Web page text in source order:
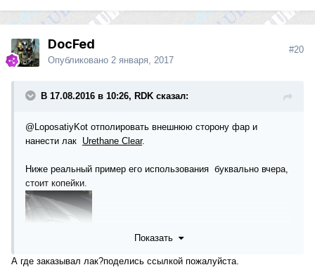
DocFed
Опубликовано 2 января, 2017
#20
В 17.08.2016 в 10:26, RDK сказал:
@LoposatiyKot отполировать внешнюю сторону фар и
нанести лак Urethane Clear.
Ниже реальный пример его использования буквально вчера,
стоит копейки.
Показать
А где заказывал лак?поделись ссылкой пожалуйста.